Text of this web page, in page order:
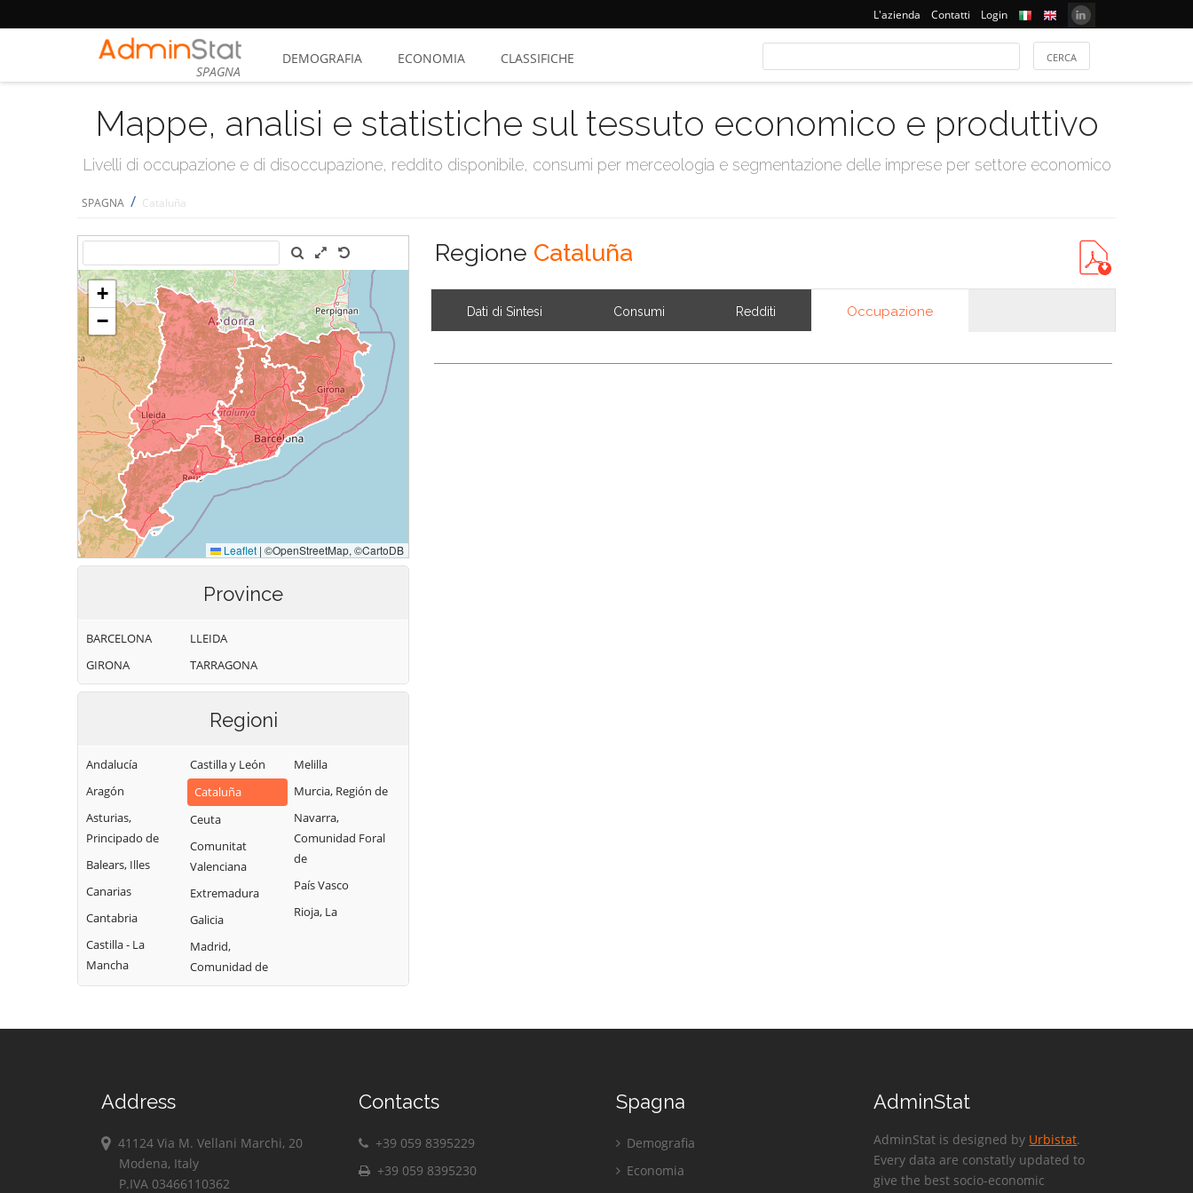
L'azienda Contatti Login
SPAGNA
DEMOGRAFIA ECONOMIA CLASSIFICHE
Mappe, analisi e statistiche sul tessuto economico e produttivo
Livelli di occupazione e di disoccupazione, reddito disponibile, consumi per merceologia e segmentazione delle imprese per settore economico
SPAGNA / Cataluña
Province
BARCELONA
GIRONA
LLEIDA
TARRAGONA
Regioni
Andalucía
Aragón
Asturias,
Principado de
Balears, Illes
Canarias
Cantabria
Castilla - La
Mancha
Castilla y León
Cataluña
Ceuta
Comunitat
Valenciana
Extremadura
Galicia
Madrid,
Comunidad de
Melilla
Murcia, Región de
Navarra,
Comunidad Foral
de
País Vasco
Rioja, La
Regione Cataluña
Dati di Sintesi Consumi Redditi Occupazione
Address
41124 Via M. Vellani Marchi, 20
Modena, Italy
P.IVA 03466110362
Contacts
+39 059 8395229
+39 059 8395230
Spagna
Demografia
Economia
AdminStat
AdminStat is designed by Urbistat.
Every data are constatly updated to
give the best socio-economic